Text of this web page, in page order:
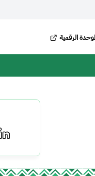
الرقمية